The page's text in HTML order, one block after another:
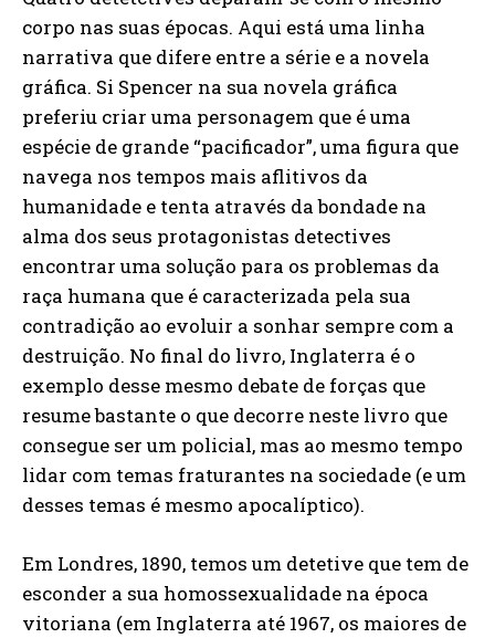
corpo nas suas épocas. Aqui está uma linha
narrativa que difere entre a série e a novela
gráfica. Si Spencer na sua novela gráfica
preferiu criar uma personagem que é uma
espécie de grande “pacificador”, uma figura que
navega nos tempos mais aflitivos da
humanidade e tenta através da bondade na
alma dos seus protagonistas detectives
encontrar uma solução para os problemas da
raça humana que é caracterizada pela sua
contradição ao evoluir a sonhar sempre com a
destruição. No final do livro, Inglaterra é o
exemplo desse mesmo debate de forças que
resume bastante o que decorre neste livro que
consegue ser um policial, mas ao mesmo tempo
lidar com temas fraturantes na sociedade (e um
desses temas é mesmo apocalíptico).
Em Londres, 1890, temos um detetive que tem de
esconder a sua homossexualidade na época
vitoriana (em Inglaterra até 1967, os maiores de